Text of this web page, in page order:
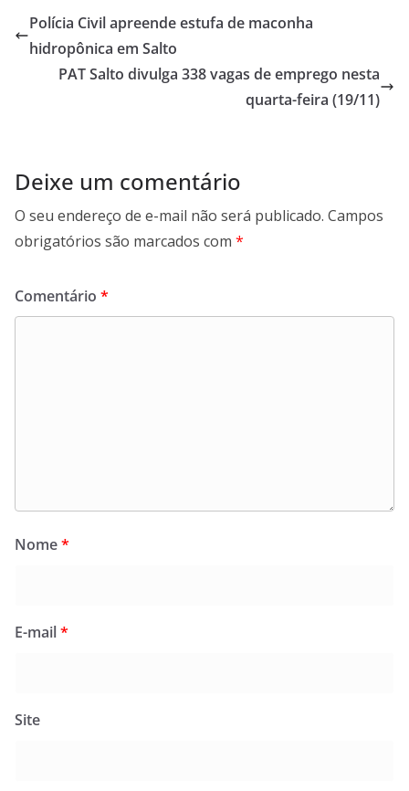
b
o
k
s
p
p
e
d
I
n
g
a
m
Polícia Civil apreende estufa de maconha
hidropônica em Salto
PAT Salto divulga 338 vagas de emprego nesta
quarta-feira (19/11)
Deixe um comentário
O seu endereço de e-mail não será publicado. Campos
obrigatórios são marcados com *
Comentário *
Nome*
E-mail*
Site